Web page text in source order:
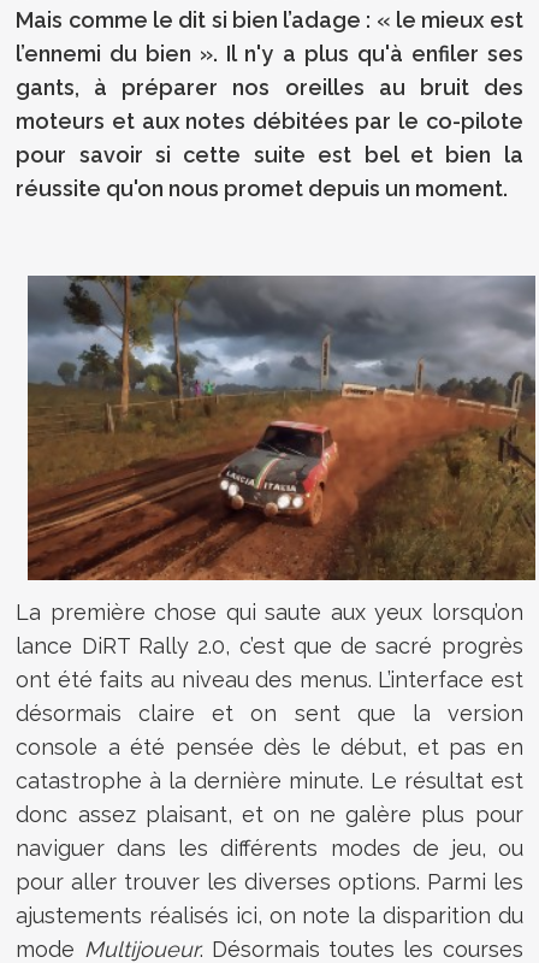
Mais comme le dit si bien l’adage : « le mieux est
l’ennemi du bien ». Il n'y a plus qu'à enfiler ses
gants, à préparer nos oreilles au bruit des
moteurs et aux notes débitées par le co-pilote
pour savoir si cette suite est bel et bien la
réussite qu'on nous promet depuis un moment.
La première chose qui saute aux yeux lorsqu’on
lance DiRT Rally 2.0, c’est que de sacré progrès
ont été faits au niveau des menus. L’interface est
désormais claire et on sent que la version
console a été pensée dès le début, et pas en
catastrophe à la dernière minute. Le résultat est
donc assez plaisant, et on ne galère plus pour
naviguer dans les différents modes de jeu, ou
pour aller trouver les diverses options. Parmi les
ajustements réalisés ici, on note la disparition du
mode Multijoueur. Désormais toutes les courses